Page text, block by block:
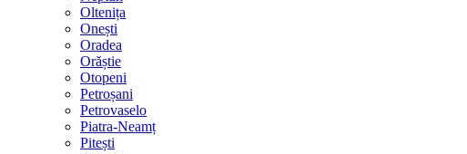
Oltenița
Onești
Oradea
Orăștie
Otopeni
Petroșani
Petrovaselo
Piatra-Neamț
Pitești